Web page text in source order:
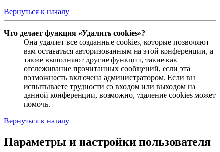
Вернуться к началу
Что делает функция «Удалить cookies»?
Она удаляет все созданные cookies, которые позволяют
вам оставаться авторизованным на этой конференции, а
также выполняют другие функции, такие как
отслеживание прочитанных сообщений, если эта
возможность включена администратором. Если вы
испытываете трудности со входом или выходом на
данной конференции, возможно, удаление cookies может
помочь.
Вернуться к началу
Параметры и настройки пользователя